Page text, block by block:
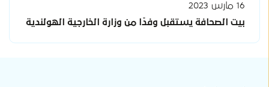
16 مارس 2023
بيت الصحافة يستقبل وفدًا من وزارة الخارجية الهولندية